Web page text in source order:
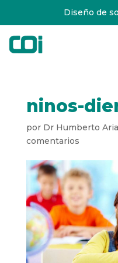
Diseño de
ninos-
por Dr Humberto
comentarios